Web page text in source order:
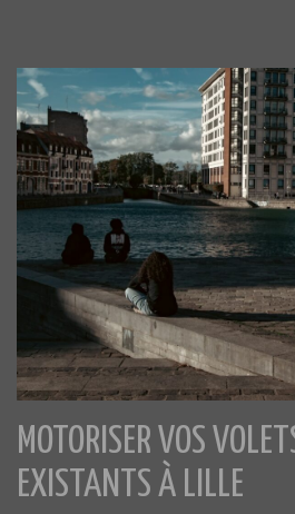
MOTORISER VOS
EXISTANTS À LILLE